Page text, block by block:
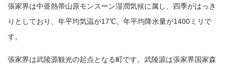
張家界は中亜熱帯山原モンスーン湿潤気候に属し、四季がはっき
りとしており、年平均気温が17℃、年平均降水量が1400ミリで
す。
張家界は武陵源観光の起点となる町です。武陵源は張家界国家森